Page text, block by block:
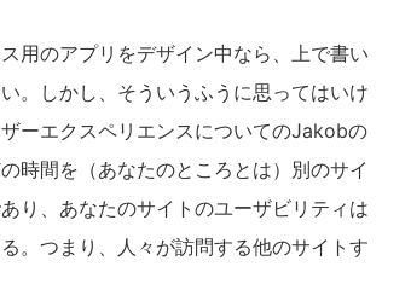
用のアプリをデザイン中なら、上で書い
。しかし、そういうふうに思ってはいけ
ーエクスペリエンスについてのJakobの
時間を（あなたのところとは）別のサイ
り、あなたのサイトのユーザビリティは
。つまり、人々が訪問する他のサイトす